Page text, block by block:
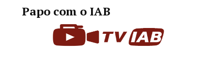
Papo com o IAB